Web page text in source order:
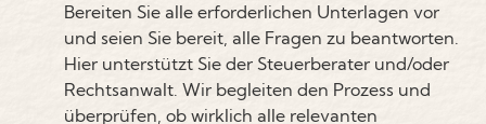
Bereiten Sie alle erforderlichen Unterlagen vor
und seien Sie bereit, alle Fragen zu beantworten.
Hier unterstützt Sie der Steuerberater und/oder
Rechtsanwalt. Wir begleiten den Prozess und
überprüfen, ob wirklich alle relevanten